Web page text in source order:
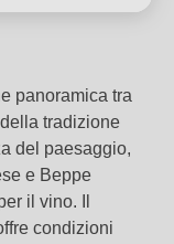
panoramica tra
tradizione
del paesaggio,
e Beppe
il vino. Il
condizioni